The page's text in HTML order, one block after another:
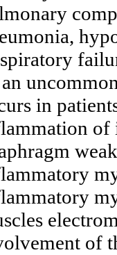
in
of
of